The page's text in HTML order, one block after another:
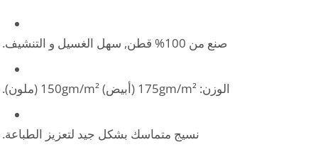
صنع من 100% قطن, سهل الغسيل و التنشيف.
الوزن: 175gm/m² (أبيض) 150gm/m² (ملون).
نسيج متماسك بشكل جيد لتعزيز الطباعة.